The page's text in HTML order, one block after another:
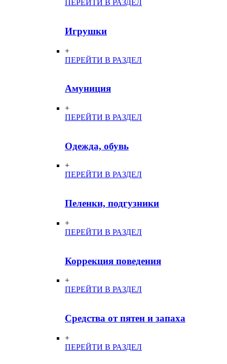
ПЕРЕЙТИ В РАЗДЕЛ
Игрушки
+
ПЕРЕЙТИ В РАЗДЕЛ
Амуниция
+
ПЕРЕЙТИ В РАЗДЕЛ
Одежда, обувь
+
ПЕРЕЙТИ В РАЗДЕЛ
Пеленки, подгузники
+
ПЕРЕЙТИ В РАЗДЕЛ
Коррекция поведения
+
ПЕРЕЙТИ В РАЗДЕЛ
Средства от пятен и запаха
+
ПЕРЕЙТИ В РАЗДЕЛ